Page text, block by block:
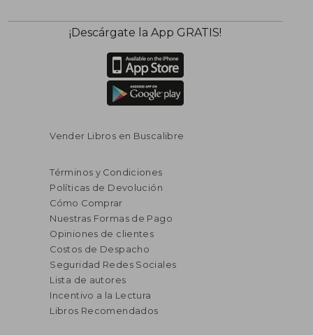
¡Descárgate la App GRATIS!
Vender Libros en Buscalibre
Términos y Condiciones
Políticas de Devolución
Cómo Comprar
Nuestras Formas de Pago
Opiniones de clientes
Costos de Despacho
Seguridad Redes Sociales
Lista de autores
Incentivo a la Lectura
Libros Recomendados